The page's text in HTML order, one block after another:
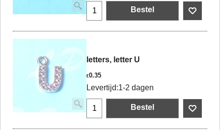
Bestel
letters, letter U
€0.35
Levertijd:1-2 dagen
Bestel